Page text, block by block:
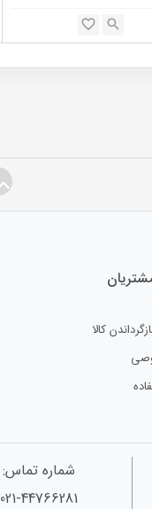
کالا
شماره تماس:
021-44766281